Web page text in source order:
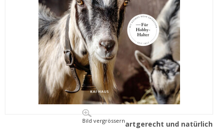
Bild vergrössernartgerecht und natürlich